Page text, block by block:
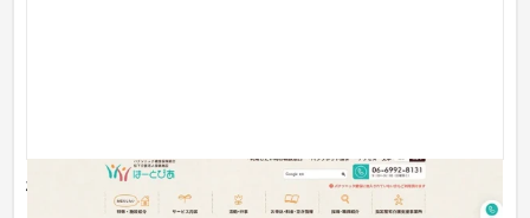
松下介護老人保健施設 はーとぴあ 様 サービスサイ